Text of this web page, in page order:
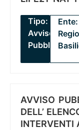
Tipo:
Avviso
Pubblico
Ente:
AVVISO
DELL’
INTERVENTI